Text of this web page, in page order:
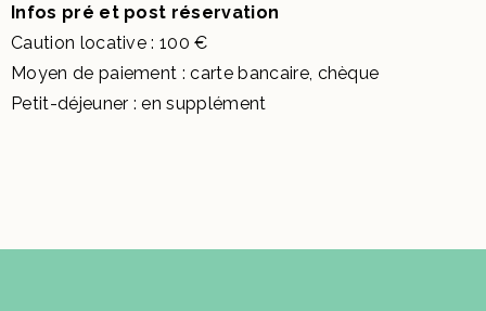
Infos pré et post réservation
Caution locative : 100 €
Moyen de paiement : carte bancaire, chèque
Petit-déjeuner : en supplément